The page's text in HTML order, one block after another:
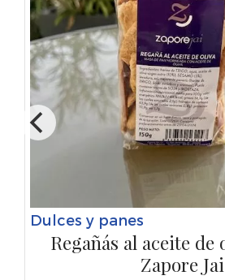
Dulces y panes
Regañás al aceite de
Zapore Jai